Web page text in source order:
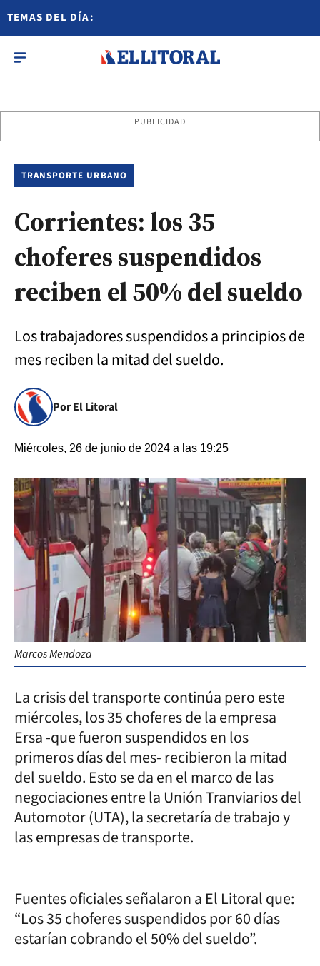
TEMAS DEL DÍA:
PUBLICIDAD
TRANSPORTE URBANO
Corrientes: los 35
choferes suspendidos
reciben el 50% del sueldo
Los trabajadores suspendidos a principios de
mes reciben la mitad del sueldo.
Por El Litoral
Miércoles, 26 de junio de 2024 a las 19:25
Marcos Mendoza
La crisis del transporte continúa pero este
miércoles, los 35 choferes de la empresa
Ersa -que fueron suspendidos en los
primeros días del mes- recibieron la mitad
del sueldo. Esto se da en el marco de las
negociaciones entre la Unión Tranviarios del
Automotor (UTA), la secretaría de trabajo y
las empresas de transporte.
Fuentes oficiales señalaron a El Litoral que:
“Los 35 choferes suspendidos por 60 días
estarían cobrando el 50% del sueldo”.